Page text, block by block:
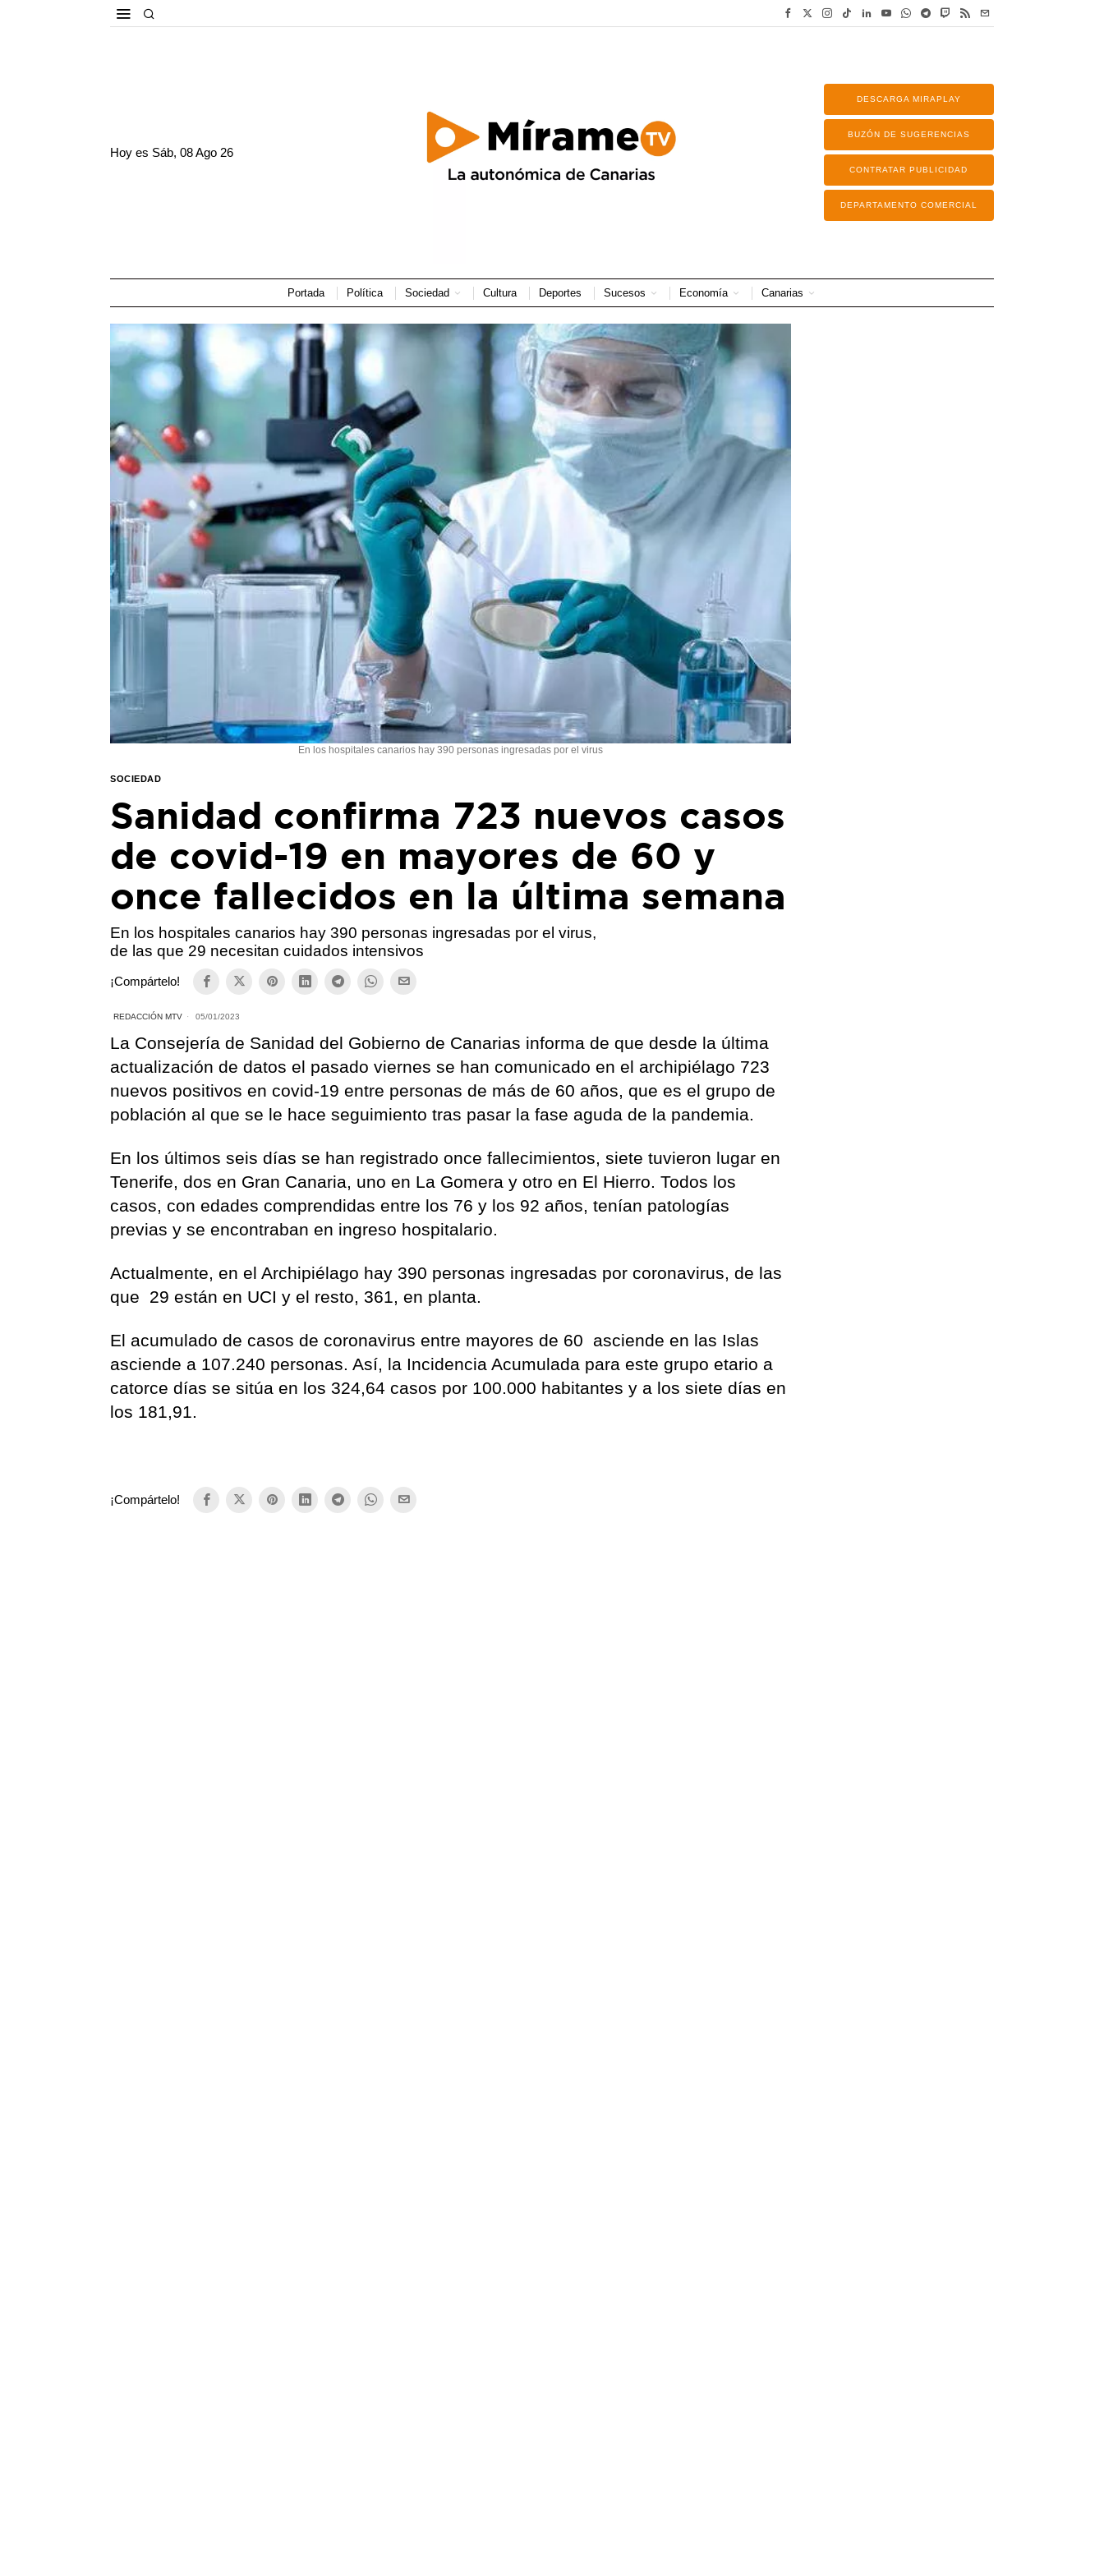
Hoy es Sáb, 08 Ago 26
DESCARGA MIRAPLAY
BUZÓN DE SUGERENCIAS
CONTRATAR PUBLICIDAD
DEPARTAMENTO COMERCIAL
Portada Política Sociedad Cultura Deportes Sucesos Economía Canarias
En los hospitales canarios hay 390 personas ingresadas por el virus
SOCIEDAD
Sanidad confirma 723 nuevos casos
de covid-19 en mayores de 60 y
once fallecidos en la última semana
En los hospitales canarios hay 390 personas ingresadas por el virus,
de las que 29 necesitan cuidados intensivos
¡Compártelo!
REDACCIÓN MTV 05/01/2023
La Consejería de Sanidad del Gobierno de Canarias informa de que desde la última
actualización de datos el pasado viernes se han comunicado en el archipiélago 723
nuevos positivos en covid-19 entre personas de más de 60 años, que es el grupo de
población al que se le hace seguimiento tras pasar la fase aguda de la pandemia.
En los últimos seis días se han registrado once fallecimientos, siete tuvieron lugar en
Tenerife, dos en Gran Canaria, uno en La Gomera y otro en El Hierro. Todos los
casos, con edades comprendidas entre los 76 y los 92 años, tenían patologías
previas y se encontraban en ingreso hospitalario.
Actualmente, en el Archipiélago hay 390 personas ingresadas por coronavirus, de las
que 29 están en UCI y el resto, 361, en planta.
El acumulado de casos de coronavirus entre mayores de 60 asciende en las Islas
asciende a 107.240 personas. Así, la Incidencia Acumulada para este grupo etario a
catorce días se sitúa en los 324,64 casos por 100.000 habitantes y a los siete días en
los 181,91.
¡Compártelo!